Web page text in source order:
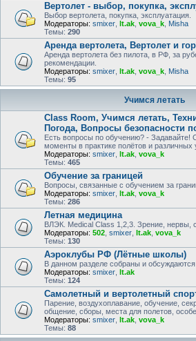
Вертолет - выбор, покупка,
Выбор вертолета, покупка, эксплуатация.
Модераторы: smixer lt.ak vova_k Misha
Темы: 290
Аренда вертолета, Вертолет и
Аренда вертолета без пилота, в РФ, за
рекомендации.
Модераторы: smixer lt.ak vova_k Misha
Темы: 95
Учимся летать
Class Room, Учимся летать,
Погода, Вопросы безопасности
Есть вопросы по обучению? - Задавайте!
моменты в практике полётов и различных
Модераторы: smixer lt.ak vova_k
Темы: 465
Обучение за границей
Вопросы, связанные с обучением за
Модераторы: smixer lt.ak vova_k
Темы: 286
Летная медицина
ВЛЭК. Medical Class 1,2,3. Зрение, нервы,
Модераторы: 502 smixer lt.ak vova_k
Темы: 130
Аэроклубы РФ (Лётные школы)
В данном разделе собраны и
Модераторы: smixer lt.ak
Темы: 124
Самолетный и вертолетный
Парение, воздухоплавание, обучение,
общение, сборы, места для полетов,
Модераторы: smixer lt.ak vova_k
Темы: 88